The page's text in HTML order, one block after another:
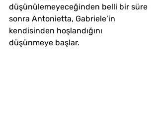
düşünülemeyeceğinden belli bir süre
sonra Antonietta, Gabriele’in
kendisinden hoşlandığını
düşünmeye başlar.